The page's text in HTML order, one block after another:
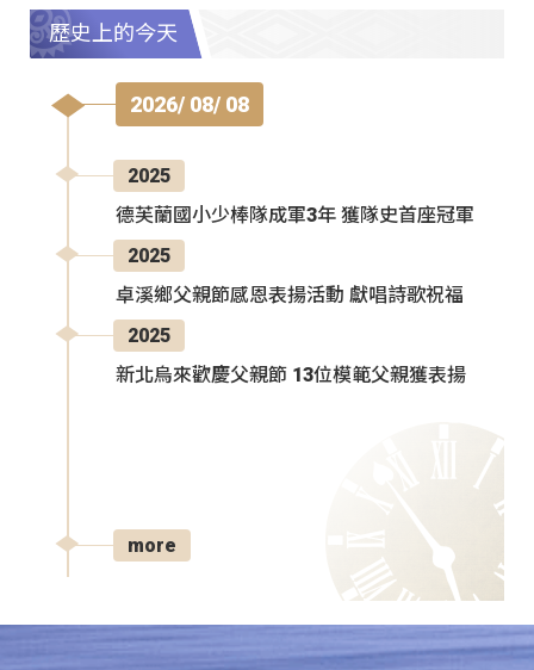
歷史上的今天
2026/ 08/ 08
2025
德芙蘭國小少棒隊成軍3年 獲隊史首座冠軍
2025
卓溪鄉父親節感恩表揚活動 獻唱詩歌祝福
2025
新北烏來歡慶父親節 13位模範父親獲表揚
more